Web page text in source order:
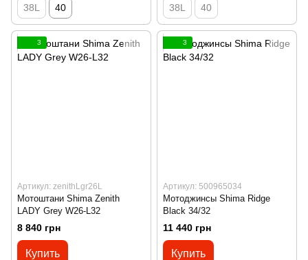
38L 40 38L 40
3
Артикул: zenithLgr26L
Мотоштани Shima Zenith
LADY Grey W26-L32
8 840 грн
Купить
3
Артикул: 500965034
Мотоджинсы Shima Ridge
Black 34/32
11 440 грн
Купить